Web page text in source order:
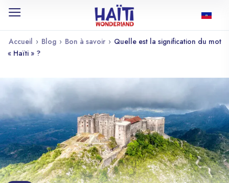
Accueil › Blog › Bon à savoir › Quelle est la signification du mot
« Haïti » ?